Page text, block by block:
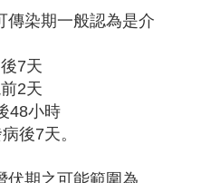
傳染期一般認為是介
7天
2天
48小時
後7天。
伏期之可能範圍為